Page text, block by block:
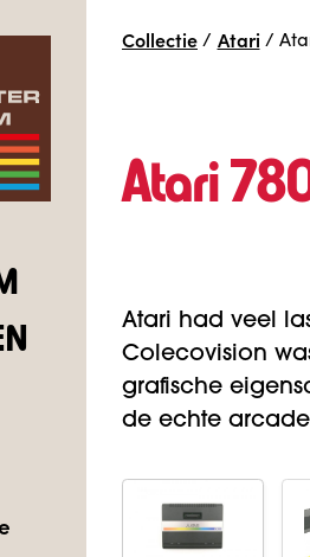
Collectie / Atari /
Atari
Atari had veel
Colecovision
grafische
de echte